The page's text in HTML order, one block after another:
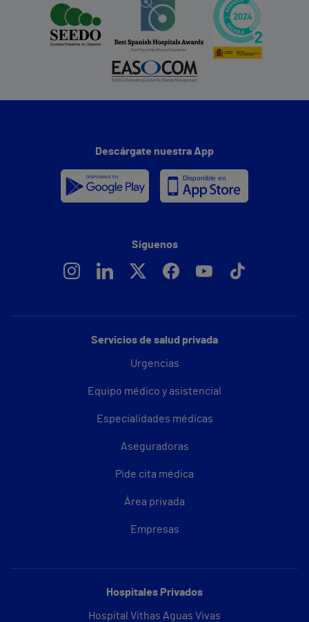
Servicios de salud privada
Urgencias
Equipo médico y asistencial
Especialidades médicas
Aseguradoras
Pide cita médica
Área privada
Empresas
Hospitales Privados
Hospital Vithas Aguas Vivas
Descárgate nuestra App
Síguenos